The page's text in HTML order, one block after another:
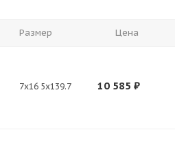
Размер Цена
7x16 5x139.7 10 585 ₽